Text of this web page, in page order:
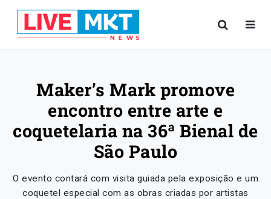
Maker’s Mark promove
encontro entre arte e
coquetelaria na 36ª Bienal de
São Paulo
O evento contará com visita guiada pela exposição e um
coquetel especial com as obras criadas por artistas